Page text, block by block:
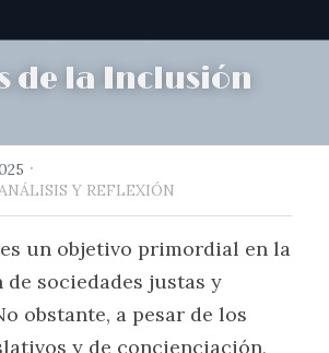
POWERED BY
de la Inclusión
·
Y REFLEXIÓN
un objetivo primordial en la
sociedades justas y
obstante, a pesar de los
y de concienciación,